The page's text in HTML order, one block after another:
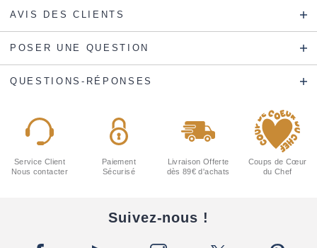
AVIS DES CLIENTS
POSER UNE QUESTION
QUESTIONS-RÉPONSES
Service Client
Nous contacter
Paiement
Sécurisé
Livraison Offerte
dès 89€ d'achats
Coups de Cœur
du Chef
Suivez-nous !